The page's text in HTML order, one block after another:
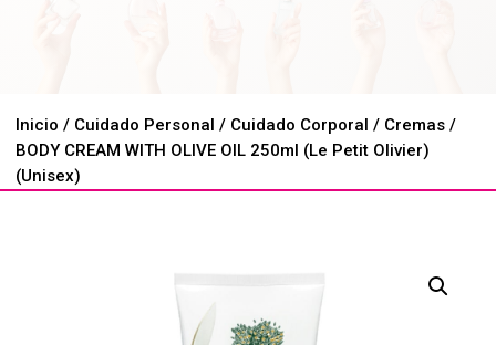
Inicio / Cuidado Personal / Cuidado Corporal / Cremas /
BODY CREAM WITH OLIVE OIL 250ml (Le Petit Olivier)
(Unisex)